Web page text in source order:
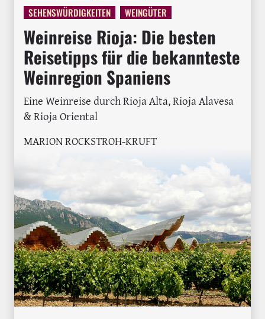
SEHENSWÜRDIGKEITEN
WEINGÜTER
Weinreise Rioja: Die besten
Reisetipps für die bekannteste
Weinregion Spaniens
Eine Weinreise durch Rioja Alta, Rioja Alavesa
& Rioja Oriental
MARION ROCKSTROH-KRUFT